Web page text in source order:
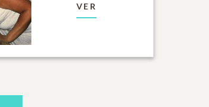
VER